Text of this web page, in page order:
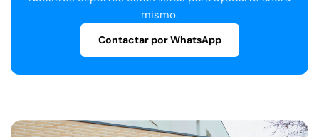
snacks de forma segura mientras desarrollan su
equilibrio y coordinación en sus primeros trayectos.
mismo.
Contactar por WhatsApp